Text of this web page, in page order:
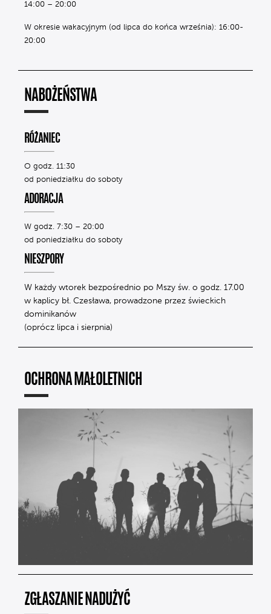
14:00 – 20:00
W okresie wakacyjnym (od lipca do końca września): 16:00-
20:00
NABOŻEŃSTWA
RÓŻANIEC
O godz. 11:30
od poniedziałku do soboty
ADORACJA
W godz. 7:30 – 20:00
od poniedziałku do soboty
NIESZPORY
W każdy wtorek bezpośrednio po Mszy św. o godz. 17.00
w kaplicy bł. Czesława, prowadzone przez świeckich
dominikanów
(oprócz lipca i sierpnia)
OCHRONA MAŁOLETNICH
ZGŁASZANIE NADUŻYĆ